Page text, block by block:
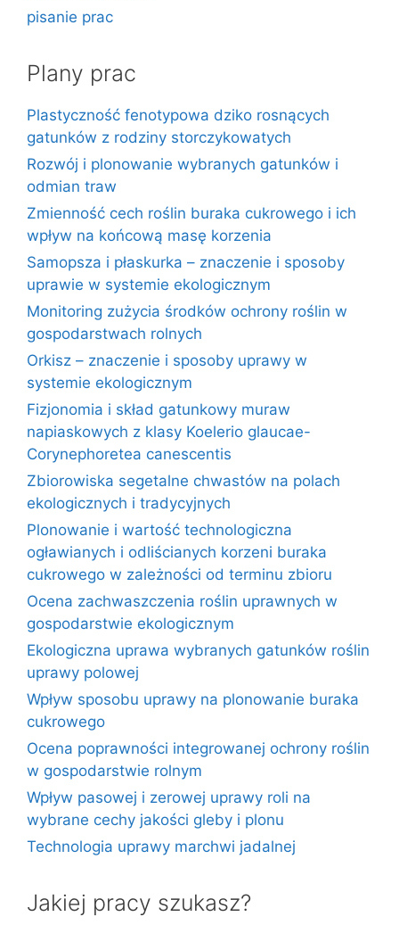
pisanie prac
Plany prac
Plastyczność fenotypowa dziko rosnących
gatunków z rodziny storczykowatych
Rozwój i plonowanie wybranych gatunków i
odmian traw
Zmienność cech roślin buraka cukrowego i ich
wpływ na końcową masę korzenia
Samopsza i płaskurka – znaczenie i sposoby
uprawie w systemie ekologicznym
Monitoring zużycia środków ochrony roślin w
gospodarstwach rolnych
Orkisz – znaczenie i sposoby uprawy w
systemie ekologicznym
Fizjonomia i skład gatunkowy muraw
napiaskowych z klasy Koelerio glaucae-
Corynephoretea canescentis
Zbiorowiska segetalne chwastów na polach
ekologicznych i tradycyjnych
Plonowanie i wartość technologiczna
ogławianych i odliścianych korzeni buraka
cukrowego w zależności od terminu zbioru
Ocena zachwaszczenia roślin uprawnych w
gospodarstwie ekologicznym
Ekologiczna uprawa wybranych gatunków roślin
uprawy polowej
Wpływ sposobu uprawy na plonowanie buraka
cukrowego
Ocena poprawności integrowanej ochrony roślin
w gospodarstwie rolnym
Wpływ pasowej i zerowej uprawy roli na
wybrane cechy jakości gleby i plonu
Technologia uprawy marchwi jadalnej
Jakiej pracy szukasz?